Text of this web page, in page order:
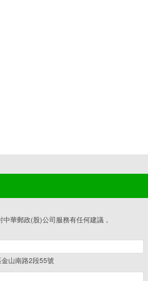
華郵政(股)公司服務有任何建議，
山南路2段55號